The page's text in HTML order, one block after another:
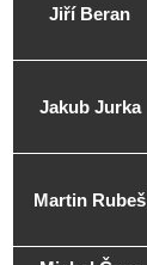
Jiří Beran
Jakub Jurka
Martin Rubeš